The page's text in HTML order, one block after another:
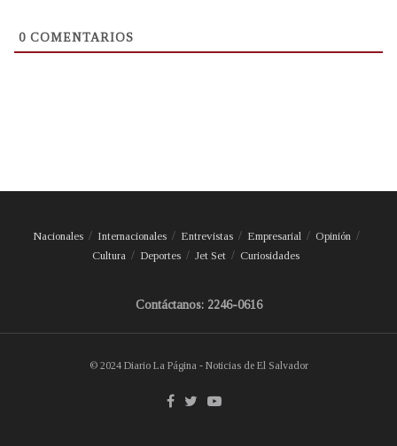
0 COMENTARIOS
Nacionales Internacionales Entrevistas Empresarial
Opinión
Cultura
Deportes Jet Set Curiosidades
Contáctanos: 2246-0616
© 2024 Diario La Página - Noticias de El Salvador